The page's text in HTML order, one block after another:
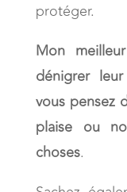
protéger.
Mon
dénigrer
vous pensez
plaise ou
choses.